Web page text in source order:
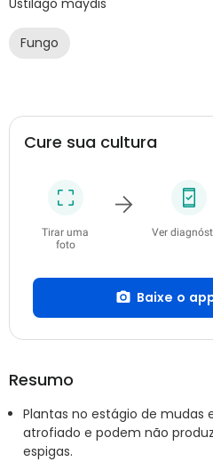
Fungo
Cure sua cultura
Tirar uma
foto
Ver
Baixe o
Resumo
Plantas no estágio de
atrofiado e podem não
espigas.